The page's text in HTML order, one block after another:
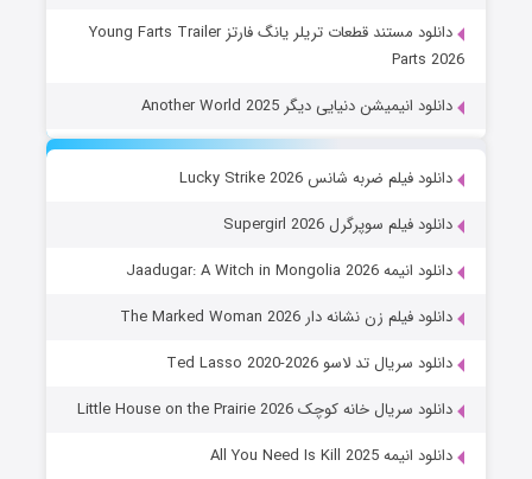
دانلود مستند قطعات تریلر یانگ فارتز Young Farts Trailer
Parts 2026
دانلود انیمیشن دنیایی دیگر Another World 2025
دانلود فیلم ضربه شانس Lucky Strike 2026
دانلود فیلم سوپرگرل Supergirl 2026
دانلود انیمه Jaadugar: A Witch in Mongolia 2026
دانلود فیلم زن نشانه دار The Marked Woman 2026
دانلود سریال تد لاسو Ted Lasso 2020-2026
دانلود سریال خانه کوچک Little House on the Prairie 2026
دانلود انیمه All You Need Is Kill 2025